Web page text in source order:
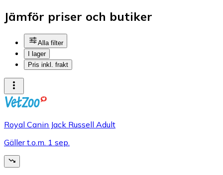
Jämför priser och butiker
Alla filter
I lager
Pris inkl. frakt
Royal Canin Jack Russell Adult
Gäller t.o.m. 1 sep.